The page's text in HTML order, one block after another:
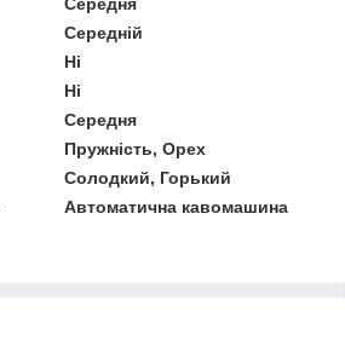
Середній
Ні
Ні
Середня
Пружність, Орех
Солодкий, Горький
Автоматична кавомашина